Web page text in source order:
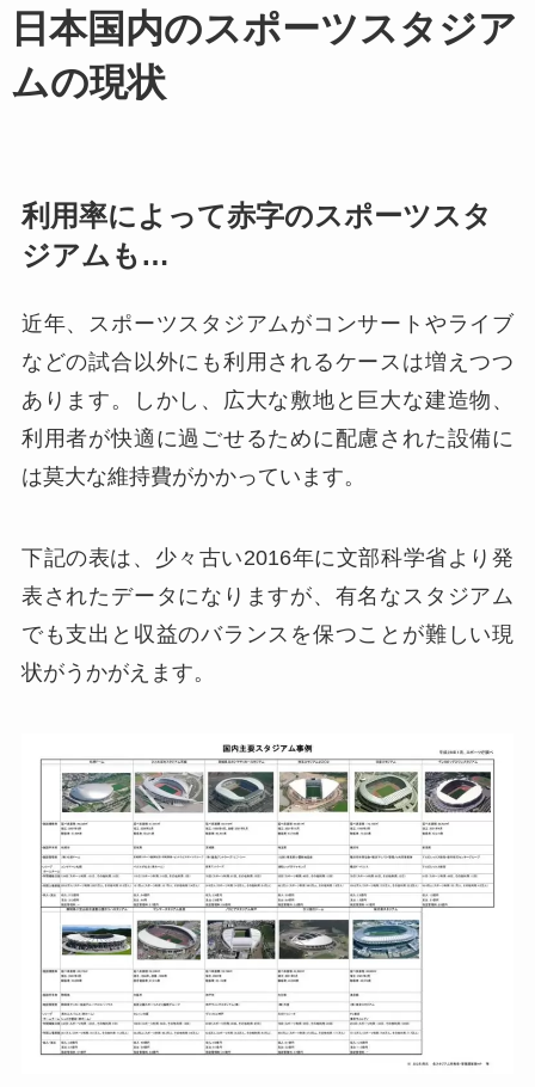
日本国内のスポーツスタジア
ムの現状
利用率によって赤字のスポーツスタ
ジアムも…
近年、スポーツスタジアムがコンサートやライブ
などの試合以外にも利用されるケースは増えつつ
あります。しかし、広大な敷地と巨大な建造物、
利用者が快適に過ごせるために配慮された設備に
は莫大な維持費がかかっています。
下記の表は、少々古い2016年に文部科学省より発
表されたデータになりますが、有名なスタジアム
でも支出と収益のバランスを保つことが難しい現
状がうかがえます。